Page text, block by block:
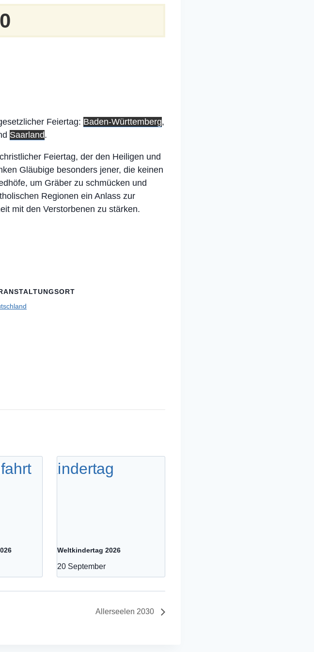
Feiertag: Baden-Württemberg,
Saarland.
Feiertag, der den Heiligen und
Gläubige besonders jener, die keinen
um Gräber zu schmücken und
Regionen ein Anlass zur
mit den Verstorbenen zu stärken.
Weltkindertag 2026
20 September
Allerseelen 2030